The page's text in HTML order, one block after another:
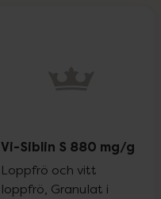
Vi-Siblin S 880 mg/g
Loppfrö och vitt
loppfrö, Granulat i